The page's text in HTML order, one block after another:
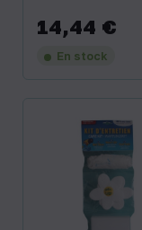
Prix
14,44 €
En stock